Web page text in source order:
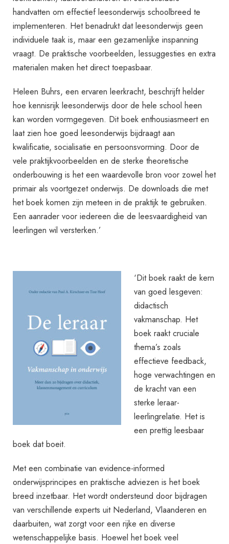
handvatten om effectief leesonderwijs schoolbreed te
implementeren. Het benadrukt dat leesonderwijs geen
individuele taak is, maar een gezamenlijke inspanning
vraagt. De praktische voorbeelden, lessuggesties en extra
materialen maken het direct toepasbaar.
Heleen Buhrs, een ervaren leerkracht, beschrijft helder
hoe kennisrijk leesonderwijs door de hele school heen
kan worden vormgegeven. Dit boek enthousiasmeert en
laat zien hoe goed leesonderwijs bijdraagt aan
kwalificatie, socialisatie en persoonsvorming. Door de
vele praktijkvoorbeelden en de sterke theoretische
onderbouwing is het een waardevolle bron voor zowel het
primair als voortgezet onderwijs. De downloads die met
het boek komen zijn meteen in de praktijk te gebruiken.
Een aanrader voor iedereen die de leesvaardigheid van
leerlingen wil versterken.’
‘Dit boek raakt de kern
van goed lesgeven:
didactisch
vakmanschap. Het
boek raakt cruciale
thema’s zoals
effectieve feedback,
hoge verwachtingen en
de kracht van een
sterke leraar-
leerlingrelatie. Het is
een prettig leesbaar
boek dat boeit.
Met een combinatie van evidence-informed
onderwijsprincipes en praktische adviezen is het boek
breed inzetbaar. Het wordt ondersteund door bijdragen
van verschillende experts uit Nederland, Vlaanderen en
daarbuiten, wat zorgt voor een rijke en diverse
wetenschappelijke basis. Hoewel het boek veel